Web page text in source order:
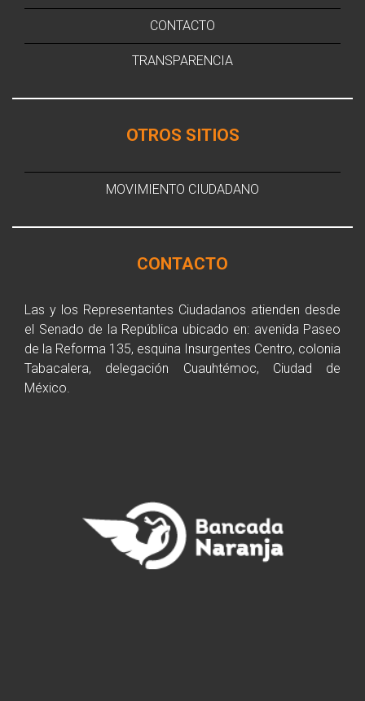
CONTACTO
TRANSPARENCIA
OTROS SITIOS
MOVIMIENTO CIUDADANO
CONTACTO
Las y los Representantes Ciudadanos atienden desde
el Senado de la República ubicado en: avenida Paseo
de la Reforma 135, esquina Insurgentes Centro, colonia
Tabacalera, delegación Cuauhtémoc, Ciudad de
México.